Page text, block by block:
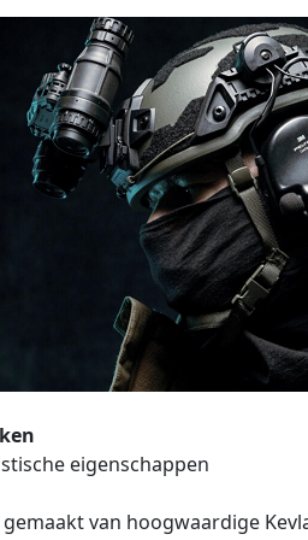
eigenschappen
gemaakt van hoogwaardige